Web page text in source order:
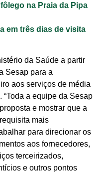
na Praia da Pipa
em três dias de visita
da Saúde a partir
Sesap para a
aos serviços de média
a equipe da Sesap
e mostrar que a
mais
para direcionar os
aos fornecedores,
terceirizados,
e outros pontos